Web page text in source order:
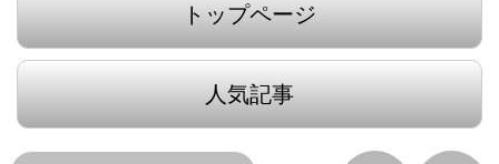
トップページ
人気記事